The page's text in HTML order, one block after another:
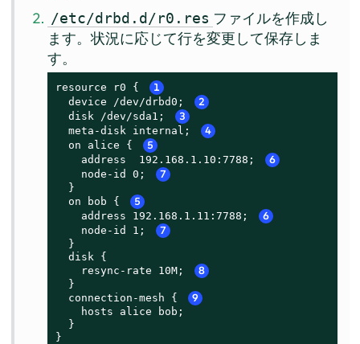
/etc/drbd.d/r0.res ファイルを作成し
ます。状況に応じて行を変更して保存しま
す。
resource r0 { 1
  device /dev/drbd0;
2
  disk /dev/sda1;
3
  meta-disk internal;
4
  on alice {
5
    address  192.168.1.10:7788;
6
    node-id 0;
7
  }
  on bob {
5
    address 192.168.1.11:7788;
6
    node-id 1;
7
  }
  disk {
    resync-rate 10M;
8
  }
  connection-mesh {
9
    hosts alice bob;
  }
}